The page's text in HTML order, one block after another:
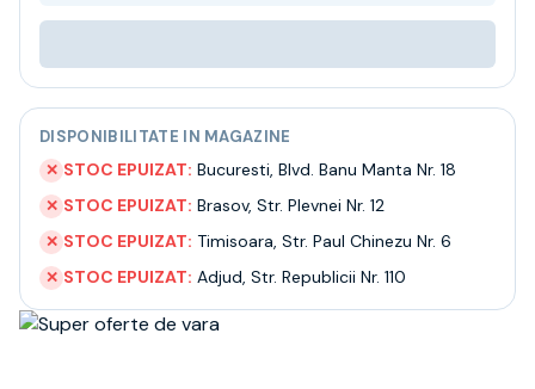
Contact
Livrare
Termeni si conditii
Politica de confidentialitate
Intrebari frecvente
DISPONIBILITATE IN MAGAZINE
✕ STOC EPUIZAT: Bucuresti, Blvd. Banu Manta Nr. 18
✕ STOC EPUIZAT: Brasov, Str. Plevnei Nr. 12
✕ STOC EPUIZAT: Timisoara, Str. Paul Chinezu Nr. 6
✕ STOC EPUIZAT: Adjud, Str. Republicii Nr. 110